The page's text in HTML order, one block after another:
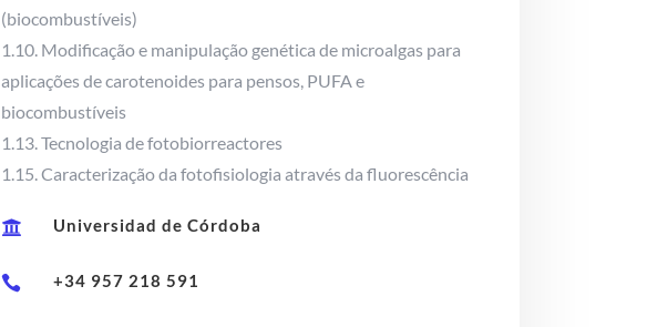
(biocombustíveis)
1.10. Modificação e manipulação genética de microalgas para
aplicações de carotenoides para pensos, PUFA e
biocombustíveis
1.13. Tecnologia de fotobiorreactores
1.15. Caracterização da fotofisiologia através da fluorescência
 Universidad de Córdoba
 +34 957 218 591